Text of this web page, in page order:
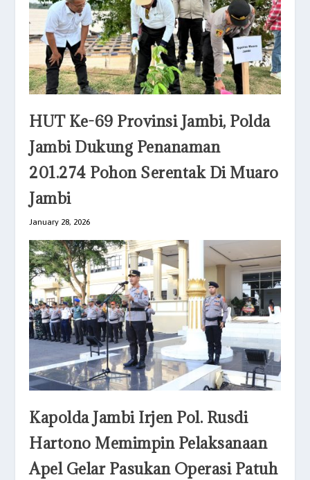
HUT Ke-69 Provinsi Jambi, Polda
Jambi Dukung Penanaman
201.274 Pohon Serentak Di Muaro
Jambi
January 28, 2026
Kapolda Jambi Irjen Pol. Rusdi
Hartono Memimpin Pelaksanaan
Apel Gelar Pasukan Operasi Patuh